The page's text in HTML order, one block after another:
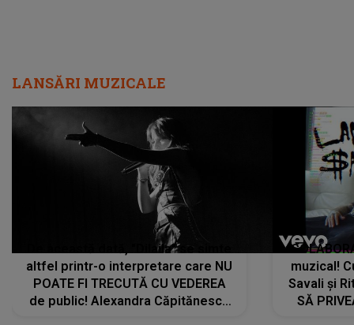
LANSĂRI MUZICALE
De această dată, "Dilaila" se simte
altfel printr-o interpretare care NU
POATE FI TRECUTĂ CU VEDEREA
de public! Alexandra Căpitănescu
muzical!
Savali și
SĂ